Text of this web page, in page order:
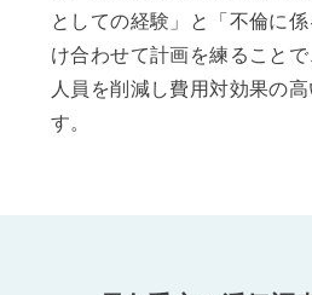
としての経験」と「不倫に
け合わせて計画を練ること
人員を削減し費用対効果の
す。